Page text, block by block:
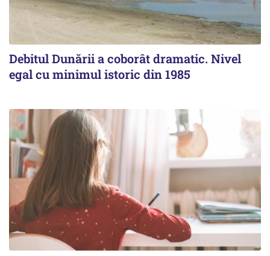
Debitul Dunării a coborât dramatic. Nivel
egal cu minimul istoric din 1985